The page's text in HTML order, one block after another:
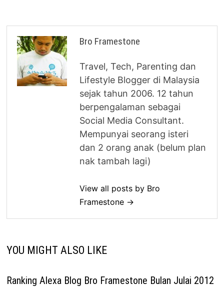
Bro Framestone
Travel, Tech, Parenting dan
Lifestyle Blogger di Malaysia
sejak tahun 2006. 12 tahun
berpengalaman sebagai
Social Media Consultant.
Mempunyai seorang isteri
dan 2 orang anak (belum plan
nak tambah lagi)
View all posts by Bro
Framestone →
YOU MIGHT ALSO LIKE
Ranking Alexa Blog Bro Framestone Bulan Julai 2012